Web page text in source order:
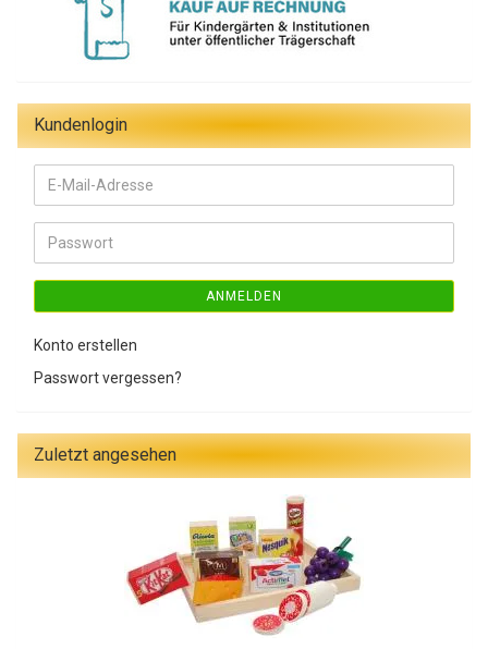
Kundenlogin
E-
Mail-
Adresse
Passwort
ANMELDEN
Konto erstellen
Passwort vergessen?
Zuletzt angesehen